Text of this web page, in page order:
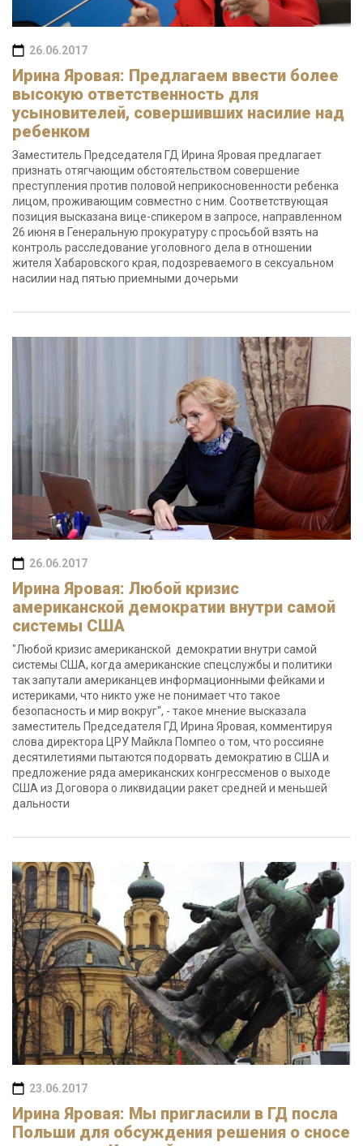
26.06.2017
Ирина Яровая: Предлагаем ввести более
высокую ответственность для
усыновителей, совершивших насилие над
ребенком
Заместитель Председателя ГД Ирина Яровая предлагает
признать отягчающим обстоятельством совершение
преступления против половой неприкосновенности ребенка
лицом, проживающим совместно с ним. Соответствующая
позиция высказана вице-спикером в запросе, направленном
26 июня в Генеральную прокуратуру с просьбой взять на
контроль расследование уголовного дела в отношении
жителя Хабаровского края, подозреваемого в сексуальном
насилии над пятью приемными дочерьми
26.06.2017
Ирина Яровая: Любой кризис
американской демократии внутри самой
системы США
"Любой кризис американской демократии внутри самой
системы США, когда американские спецслужбы и политики
так запутали американцев информационными фейками и
истериками, что никто уже не понимает что такое
безопасность и мир вокруг", - такое мнение высказала
заместитель Председателя ГД Ирина Яровая, комментируя
слова директора ЦРУ Майкла Помпео о том, что россияне
десятилетиями пытаются подорвать демократию в США и
предложение ряда американских конгрессменов о выходе
США из Договора о ликвидации ракет средней и меньшей
дальности
23.06.2017
Ирина Яровая: Мы пригласили в ГД посла
Польши для обсуждения решения о сносе